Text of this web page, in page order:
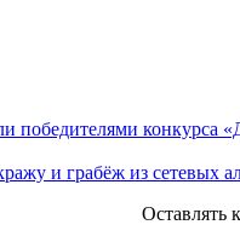
победителями конкурса
и грабёж из сетевых
Оставлять